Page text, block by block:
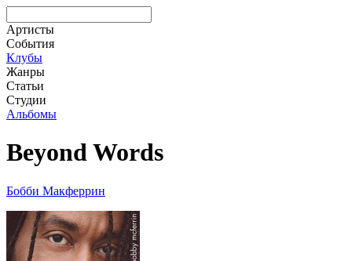
Артисты
События
Клубы
Жанры
Статьи
Студии
Альбомы
Beyond Words
Бобби Макферрин